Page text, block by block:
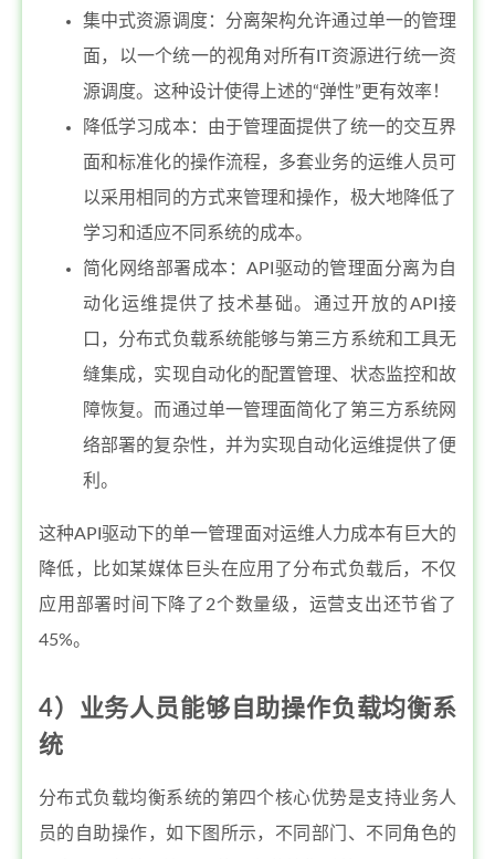
集中式资源调度：分离架构允许通过单一的管理
面，以一个统一的视角对所有IT资源进行统一资
源调度。这种设计使得上述的“弹性”更有效率！
降低学习成本：由于管理面提供了统一的交互界
面和标准化的操作流程，多套业务的运维人员可
以采用相同的方式来管理和操作，极大地降低了
学习和适应不同系统的成本。
简化网络部署成本：API驱动的管理面分离为自
动化运维提供了技术基础。通过开放的API接
口，分布式负载系统能够与第三方系统和工具无
缝集成，实现自动化的配置管理、状态监控和故
障恢复。而通过单一管理面简化了第三方系统网
络部署的复杂性，并为实现自动化运维提供了便
利。
这种API驱动下的单一管理面对运维人力成本有巨大的
降低，比如某媒体巨头在应用了分布式负载后，不仅
应用部署时间下降了2个数量级，运营支出还节省了
45%。
4）业务人员能够自助操作负载均衡系
统
分布式负载均衡系统的第四个核心优势是支持业务人
员的自助操作，如下图所示，不同部门、不同角色的